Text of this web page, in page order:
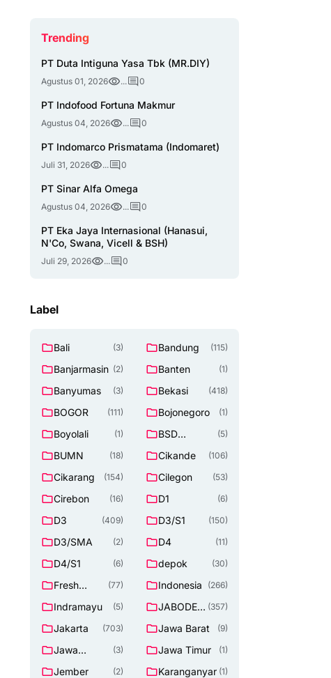
Trending
PT Duta Intiguna Yasa Tbk (MR.DIY)
Agustus 01, 2026 ... 0
PT Indofood Fortuna Makmur
Agustus 04, 2026 ... 0
PT Indomarco Prismatama (Indomaret)
Juli 31, 2026 ... 0
PT Sinar Alfa Omega
Agustus 04, 2026 ... 0
PT Eka Jaya Internasional (Hanasui,
N'Co, Swana, Vicell & BSH)
Juli 29, 2026 ... 0
Label
Bali (3) Bandung (115)
Banjarmasin (2) Banten (1)
Banyumas (3) Bekasi (418)
BOGOR (111) Bojonegoro (1)
Boyolali (1)
BSD
TANGERAN
G SELATAN
(5)
BUMN (18) Cikande (106)
Cikarang (154) Cilegon (53)
Cirebon (16) D1 (6)
D3 (409) D3/S1 (150)
D3/SMA (2) D4 (11)
D4/S1 (6) depok (30)
Fresh
(77) Indonesia (266)
Indramayu (5)
JABODET (357)
Jakarta (703) Jawa Barat (9)
Jawa
(3) Jawa Timur (1)
Jember (2) Karanganyar (1)